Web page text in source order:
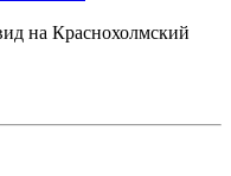
на Краснохолмский